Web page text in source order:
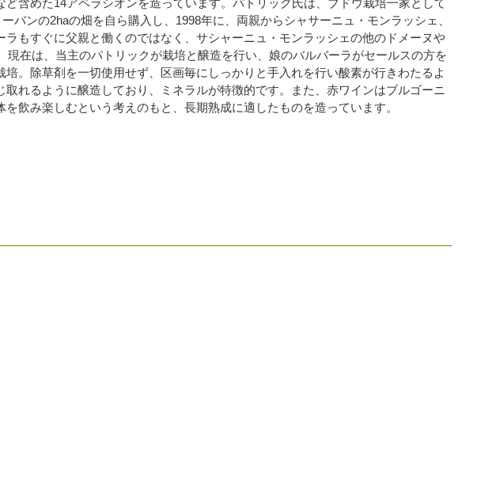
バンの2haの畑を自ら購入し、1998年に、両親からシャサーニュ・モンラッシェ、
もすぐに父親と働くのではなく、サシャーニュ・モンラッシェの他のドメーヌや
在は、当主のパトリックが栽培と醸造を行い、娘のバルバーラがセールスの方を
。除草剤を一切使用せず、区画毎にしっかりと手入れを行い酸素が行きわたるよ
れるように醸造しており、ミネラルが特徴的です。また、赤ワインはブルゴーニ
飲み楽しむという考えのもと、長期熟成に適したものを造っています。